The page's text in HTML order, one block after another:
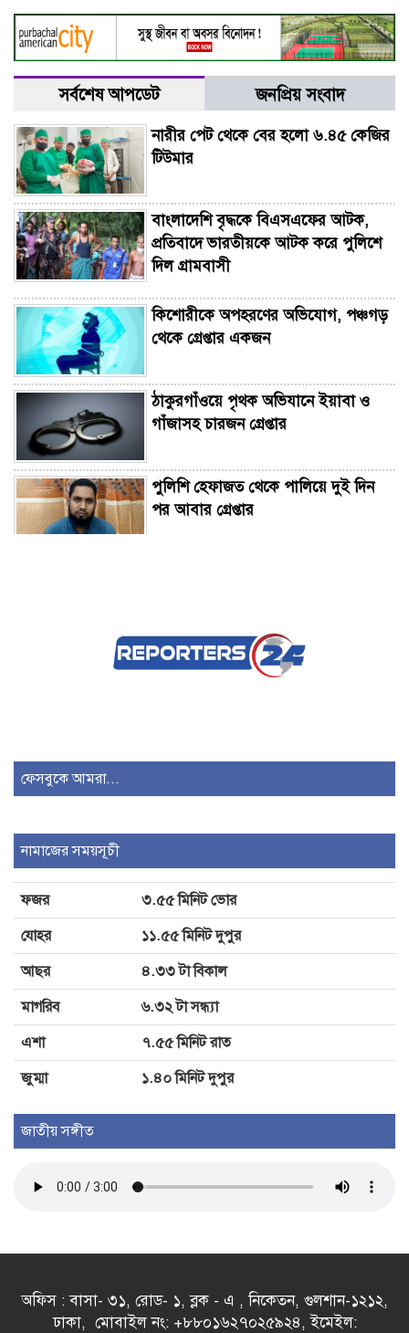
সর্বশেষ আপডেট জনপ্রিয় সংবাদ
নারীর পেট থেকে বের হলো ৬.৪৫ কেজির
টিউমার
বাংলাদেশি বৃদ্ধকে বিএসএফের আটক,
প্রতিবাদে ভারতীয়কে আটক করে পুলিশে
দিল গ্রামবাসী
কিশোরীকে অপহরণের অভিযোগ, পঞ্চগড়
থেকে গ্রেপ্তার একজন
ঠাকুরগাঁওয়ে পৃথক অভিযানে ইয়াবা ও
গাঁজাসহ চারজন গ্রেপ্তার
পুলিশি হেফাজত থেকে পালিয়ে দুই দিন
পর আবার গ্রেপ্তার
ময়মনসিংহ উন্নয়ন কর্তৃপক্ষের সঙ্গে প্রতিমন্ত্রী
সুলতান সালাউদ্দিন টুকুর মতবিনিময়
কর্মশালা অনুষ্ঠিত
তিন বছর পর চট্টগ্রাম বিশ্ববিদ্যালয়ে
গাংনীতে তিন ঘন্টায় সাপের কামড়ে আহত
৩
ফেসবুকে আমরা...
নামাজের সময়সূচী
ফজর
৩.৫৫ মিনিট ভোর
যোহর
১১.৫৫ মিনিট দুপুর
আছর
৪.৩৩ টা বিকাল
মাগরিব
৬.৩২ টা সন্ধ্যা
এশা
৭.৫৫ মিনিট রাত
জুম্মা
১.৪০ মিনিট দুপুর
জাতীয় সঙ্গীত
অফিস : বাসা- ৩১, রোড- ১, ব্লক - এ , নিকেতন, গুলশান-১২১২,
ঢাকা, মোবাইল নং: +৮৮০১৬২৭০২৫৯২৪, ইমেইল: